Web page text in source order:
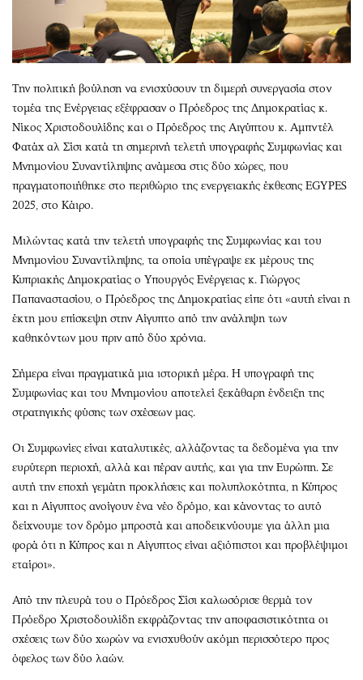
Την πολιτική βούληση να ενισχύσουν τη διμερή συνεργασία στον
τομέα της Ενέργειας εξέφρασαν ο Πρόεδρος της Δημοκρατίας κ.
Νίκος Χριστοδουλίδης και ο Πρόεδρος της Αιγύπτου κ. Αμπντέλ
Φατάχ αλ Σίσι κατά τη σημερινή τελετή υπογραφής Συμφωνίας και
Μνημονίου Συναντίληψης ανάμεσα στις δύο χώρες, που
πραγματοποιήθηκε στο περιθώριο της ενεργειακής έκθεσης EGYPES
2025, στο Κάιρο.
Μιλώντας κατά την τελετή υπογραφής της Συμφωνίας και του
Μνημονίου Συναντίληψης, τα οποία υπέγραψε εκ μέρους της
Κυπριακής Δημοκρατίας ο Υπουργός Ενέργειας κ. Γιώργος
Παπαναστασίου, ο Πρόεδρος της Δημοκρατίας είπε ότι «αυτή είναι η
έκτη μου επίσκεψη στην Αίγυπτο από την ανάληψη των
καθηκόντων μου πριν από δύο χρόνια.
Σήμερα είναι πραγματικά μια ιστορική μέρα. Η υπογραφή της
Συμφωνίας και του Μνημονίου αποτελεί ξεκάθαρη ένδειξη της
στρατηγικής φύσης των σχέσεων μας.
Οι Συμφωνίες είναι καταλυτικές, αλλάζοντας τα δεδομένα για την
ευρύτερη περιοχή, αλλά και πέραν αυτής, και για την Ευρώπη. Σε
αυτή την εποχή γεμάτη προκλήσεις και πολυπλοκότητα, η Κύπρος
και η Αίγυπτος ανοίγουν ένα νέο δρόμο, και κάνοντας το αυτό
δείχνουμε τον δρόμο μπροστά και αποδεικνύουμε για άλλη μια
φορά ότι η Κύπρος και η Αίγυπτος είναι αξιόπιστοι και προβλέψιμοι
εταίροι».
Από την πλευρά του ο Πρόεδρος Σίσι καλωσόρισε θερμά τον
Πρόεδρο Χριστοδουλίδη εκφράζοντας την αποφασιστικότητα οι
σχέσεις των δύο χωρών να ενισχυθούν ακόμη περισσότερο προς
όφελος των δύο λαών.